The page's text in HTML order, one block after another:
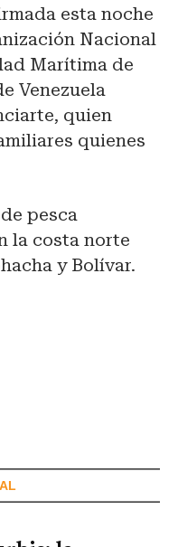
esta noche
Nacional
Marítima de
Venezuela
quien
quienes
pesca
la costa norte
y Bolívar.